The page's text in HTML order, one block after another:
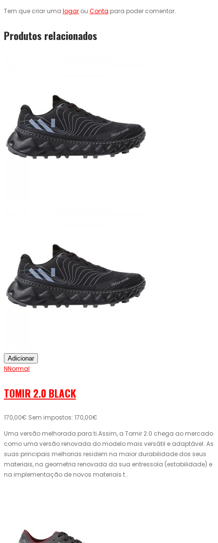
Tem que criar uma logar ou Conta para poder comentar.
Produtos relacionados
Adicionar
NNormal
TOMIR 2.0 BLACK
170,00€ Sem impostos: 170,00€
Uma versão melhorada para ti.Assim, a Tomir 2.0 chega ao mercado
como uma versão renovada do modelo mais versátil e adaptável. As
suas principais melhorias residem na maior durabilidade dos seus
materiais, na geometria renovada da sua entressola (estabilidade) e
na implementação de novos materiais t..